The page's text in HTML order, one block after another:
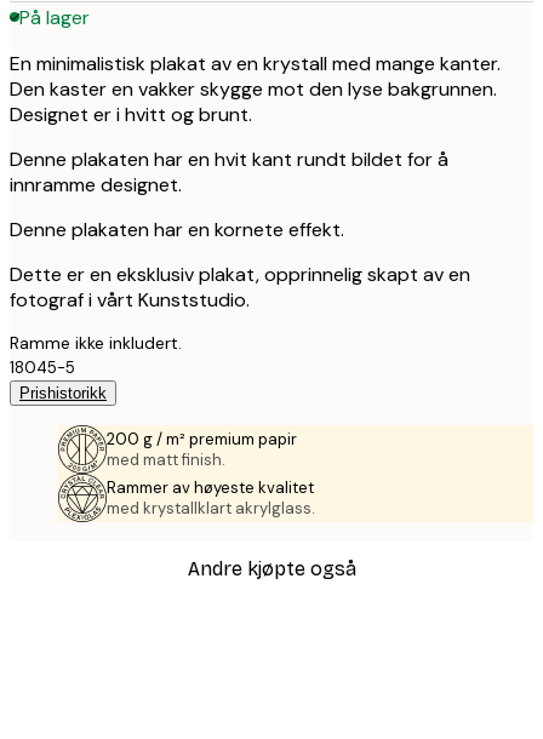
På lager
En minimalistisk plakat av en krystall med mange kanter.
Den kaster en vakker skygge mot den lyse bakgrunnen.
Designet er i hvitt og brunt.
Denne plakaten har en hvit kant rundt bildet for å
innramme designet.
Denne plakaten har en kornete effekt.
Dette er en eksklusiv plakat, opprinnelig skapt av en
fotograf i vårt Kunststudio.
Ramme ikke inkludert.
18045-5
Prishistorikk
200 g / m² premium papir
med matt finish.
Rammer av høyeste kvalitet
med krystallklart akrylglass.
Andre kjøpte også